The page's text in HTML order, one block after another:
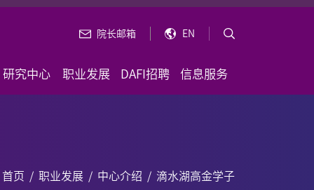
院长邮箱 EN
研究中心 职业发展 DAFI招聘 信息服务
首页 / 职业发展 / 中心介绍 / 滴水湖高金学子